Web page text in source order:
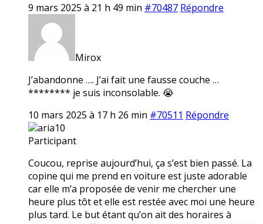
9 mars 2025 à 21 h 49 min #70487 Répondre
Mirox
J’abandonne …. J’ai fait une fausse couche …
******** je suis inconsolable. 😭
10 mars 2025 à 17 h 26 min #70511 Répondre
aria10
Participant
Coucou, reprise aujourd’hui, ça s’est bien passé. La
copine qui me prend en voiture est juste adorable
car elle m’a proposée de venir me chercher une
heure plus tôt et elle est restée avec moi une heure
plus tard. Le but étant qu’on ait des horaires à